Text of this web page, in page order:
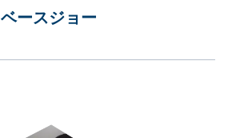
ベースジョー